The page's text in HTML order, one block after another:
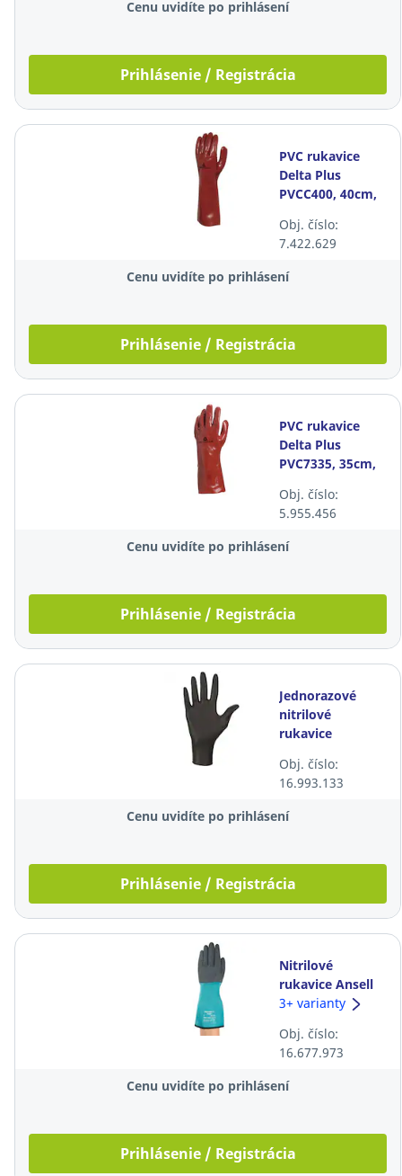
Cenu uvidíte po prihlásení
Prihlásenie / Registrácia
PVC rukavice
Delta Plus
PVCC400, 40cm,
červené, 12
párov
Obj. číslo:
7.422.629
Cenu uvidíte po prihlásení
Prihlásenie / Registrácia
PVC rukavice
Delta Plus
PVC7335, 35cm,
červené, 12
párov
Obj. číslo:
5.955.456
Cenu uvidíte po prihlásení
Prihlásenie / Registrácia
Jednorazové
nitrilové
rukavice
nitrylex® black,
veľkosť XS, 100ks
Obj. číslo:
16.993.133
Cenu uvidíte po prihlásení
Prihlásenie / Registrácia
Nitrilové
rukavice Ansell
AlphaTec® 58-
veľkosť 10, sivé,
6 párov
3+ varianty
Obj. číslo:
16.677.973
Cenu uvidíte po prihlásení
Prihlásenie / Registrácia